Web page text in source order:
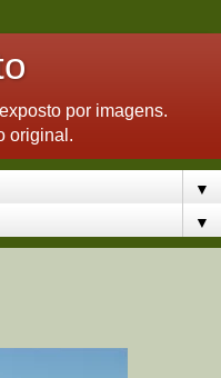
por imagens.
original.
▼
▼